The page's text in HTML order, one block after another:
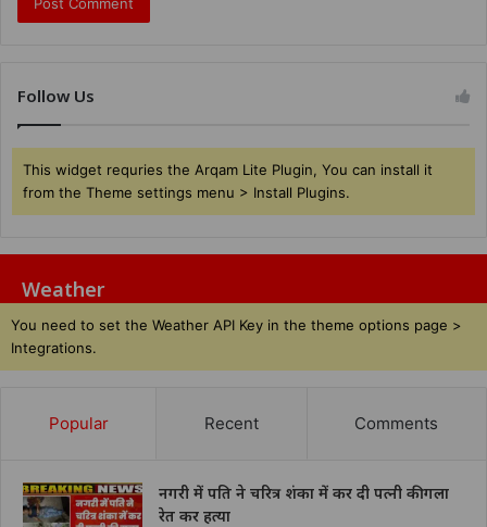
Follow Us
This widget requries the Arqam Lite Plugin, You can install it
from the Theme settings menu > Install Plugins.
Weather
You need to set the Weather API Key in the theme options page >
Integrations.
Popular Recent Comments
नगरी में पति ने चरित्र शंका में कर दी पत्नी की गला
रेत कर हत्या